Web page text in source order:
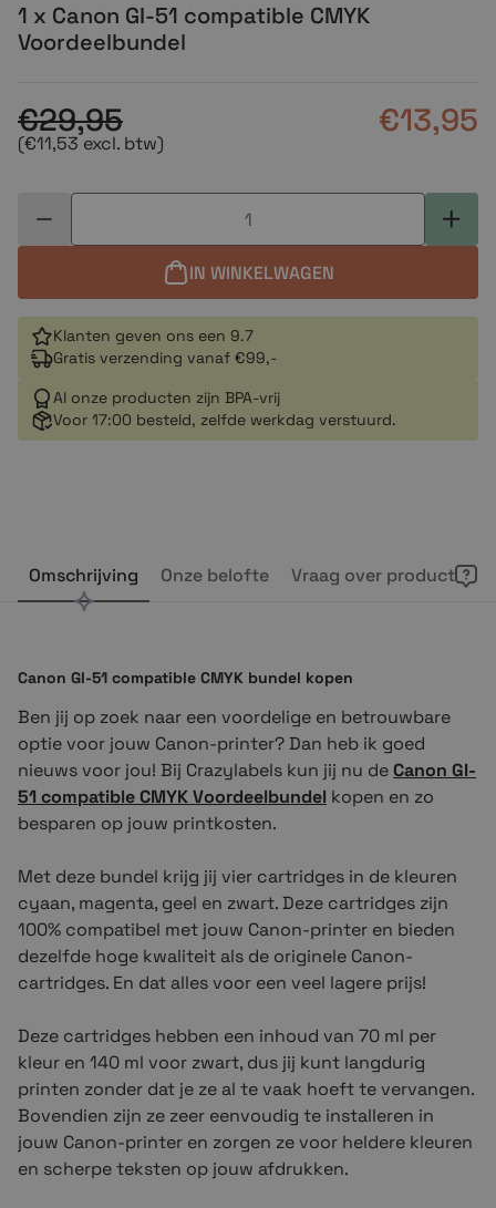
1 x Canon GI-51 compatible CMYK
Voordeelbundel
€29,95 €13,95
(€11,53 excl. btw)
IN WINKELWAGEN
Klanten geven ons een 9.7
Gratis verzending vanaf €99,-
Al onze producten zijn BPA-vrij
Voor 17:00 besteld, zelfde werkdag verstuurd.
Omschrijving Onze belofte Vraag over product
Canon GI-51 compatible CMYK bundel kopen
Ben jij op zoek naar een voordelige en betrouwbare
optie voor jouw Canon-printer? Dan heb ik goed
nieuws voor jou! Bij Crazylabels kun jij nu de Canon GI-
51 compatible CMYK Voordeelbundel kopen en zo
besparen op jouw printkosten.
Met deze bundel krijg jij vier cartridges in de kleuren
cyaan, magenta, geel en zwart. Deze cartridges zijn
100% compatibel met jouw Canon-printer en bieden
dezelfde hoge kwaliteit als de originele Canon-
cartridges. En dat alles voor een veel lagere prijs!
Deze cartridges hebben een inhoud van 70 ml per
kleur en 140 ml voor zwart, dus jij kunt langdurig
printen zonder dat je ze al te vaak hoeft te vervangen.
Bovendien zijn ze zeer eenvoudig te installeren in
jouw Canon-printer en zorgen ze voor heldere kleuren
en scherpe teksten op jouw afdrukken.